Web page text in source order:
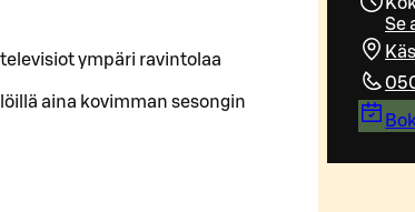
Se
ympäri ravintolaa
aina kovimman sesongin